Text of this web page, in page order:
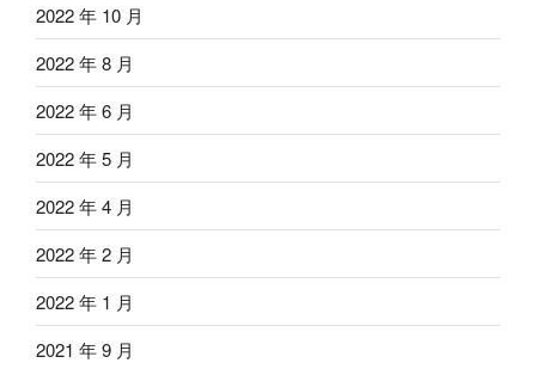
2022 年 10 月
2022 年 8 月
2022 年 6 月
2022 年 5 月
2022 年 4 月
2022 年 2 月
2022 年 1 月
2021 年 9 月